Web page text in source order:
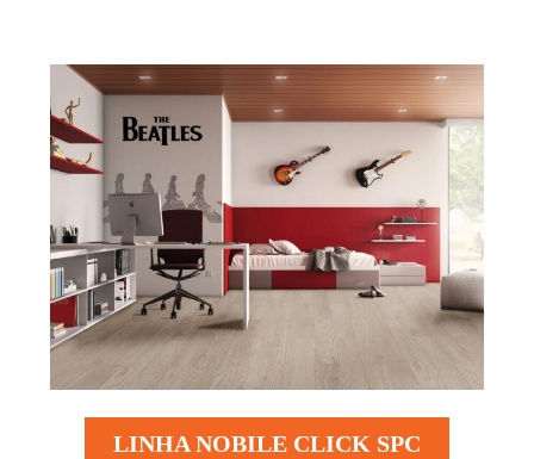
LINHA NOBILE CLICK SPC